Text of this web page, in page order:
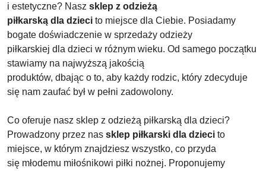
i estetyczne? Nasz sklep z odzieżą
piłkarską dla dzieci to miejsce dla Ciebie. Posiadamy
bogate doświadczenie w sprzedaży odzieży
piłkarskiej dla dzieci w różnym wieku. Od samego początku
stawiamy na najwyższą jakością
produktów, dbając o to, aby każdy rodzic, który zdecyduje
się nam zaufać był w pełni zadowolony.
Co oferuje nasz sklep z odzieżą piłkarską dla dzieci?
Prowadzony przez nas sklep piłkarski dla dzieci to
miejsce, w którym znajdziesz wszystko, co przyda
się młodemu miłośnikowi piłki nożnej. Proponujemy